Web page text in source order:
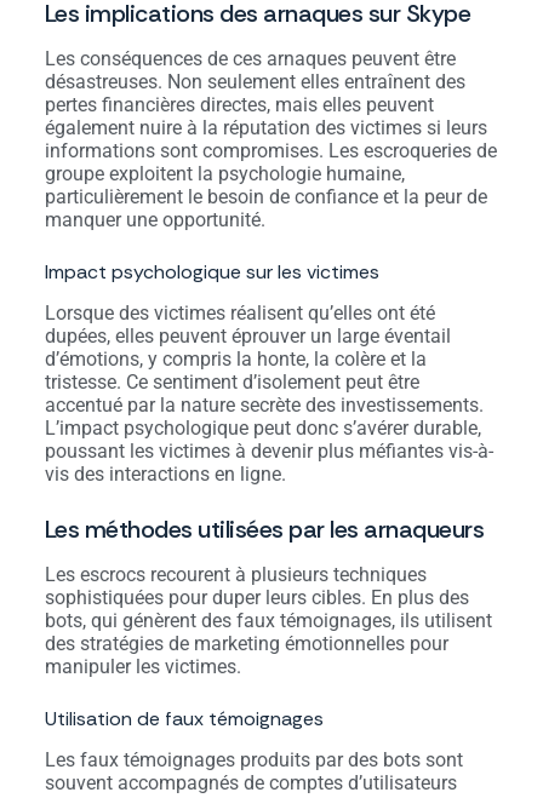
Les implications des arnaques sur Skype
Les conséquences de ces arnaques peuvent être
désastreuses. Non seulement elles entraînent des
pertes financières directes, mais elles peuvent
également nuire à la réputation des victimes si leurs
informations sont compromises. Les escroqueries de
groupe exploitent la psychologie humaine,
particulièrement le besoin de confiance et la peur de
manquer une opportunité.
Impact psychologique sur les victimes
Lorsque des victimes réalisent qu’elles ont été
dupées, elles peuvent éprouver un large éventail
d’émotions, y compris la honte, la colère et la
tristesse. Ce sentiment d’isolement peut être
accentué par la nature secrète des investissements.
L’impact psychologique peut donc s’avérer durable,
poussant les victimes à devenir plus méfiantes vis-à-
vis des interactions en ligne.
Les méthodes utilisées par les arnaqueurs
Les escrocs recourent à plusieurs techniques
sophistiquées pour duper leurs cibles. En plus des
bots, qui génèrent des faux témoignages, ils utilisent
des stratégies de marketing émotionnelles pour
manipuler les victimes.
Utilisation de faux témoignages
Les faux témoignages produits par des bots sont
souvent accompagnés de comptes d’utilisateurs